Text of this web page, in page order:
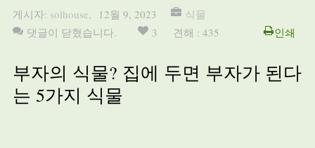
게시자: solhouse, 12월 9, 2023
식물
댓글이 닫혔습니다.
3 견해 : 435 인쇄
부자의 식물? 집에 두면 부자가 된다
는 5가지 식물